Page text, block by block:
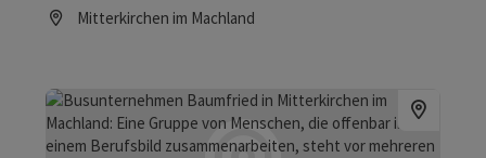
feinfühlige Wesen der Alpakas ein. In Mitterkirchen, eine
Fotoshooting kombinieren wir die Ruhe dieser
faszinierenden Tiere mit authentischer Fotografie. Ganz
ohne Zeitdruck und in entspannter Atmosphäre
Mitterkirchen im Machland